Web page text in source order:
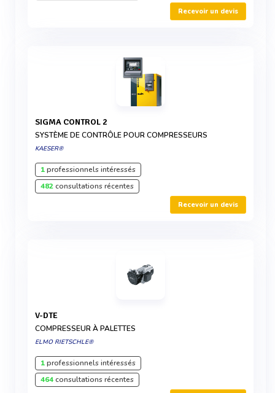
Recevoir un devis
SIGMA CONTROL 2
SYSTÈME DE CONTRÔLE POUR COMPRESSEURS
KAESER®
1professionnels intéressés
482consultations récentes
Recevoir un devis
V-DTE
COMPRESSEUR À PALETTES
ELMO RIETSCHLE®
1professionnels intéressés
464consultations récentes